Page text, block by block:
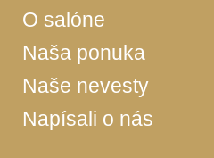
O salóne
Naša ponuka
Naše nevesty
Napísali o nás